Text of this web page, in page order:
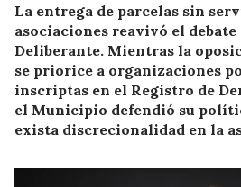
La entrega de parcelas sin
asociaciones reavivó el debate
Deliberante. Mientras la
se priorice a organizaciones
inscriptas en el Registro de
el Municipio defendió su
exista discrecionalidad en la